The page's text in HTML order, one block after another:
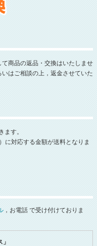
商品の返品・交換はいたしませ
はご相談の上，返金させていた
ます。
に対応する金額が送料となりま
，お電話 で受け付けておりま